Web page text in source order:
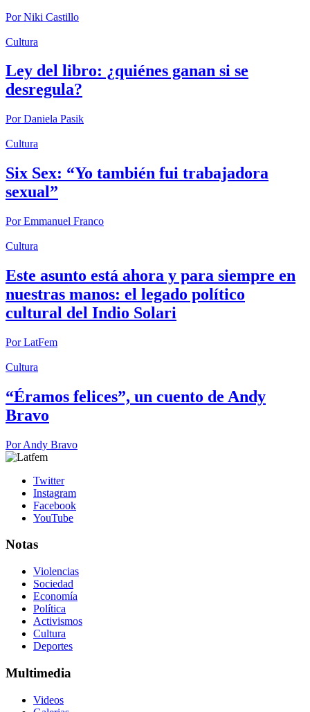
PorNiki Castillo
Cultura
Ley del libro: ¿quiénes ganan si se
desregula?
PorDaniela Pasik
Cultura
Six Sex: “Yo también fui trabajadora
sexual”
PorEmmanuel Franco
Cultura
Este asunto está ahora y para siempre en
nuestras manos: el legado político
cultural del Indio Solari
PorLatFem
Cultura
“Éramos felices”, un cuento de Andy
Bravo
PorAndy Bravo
Twitter
Instagram
Facebook
YouTube
Notas
Violencias
Sociedad
Economía
Política
Activismos
Cultura
Deportes
Multimedia
Videos